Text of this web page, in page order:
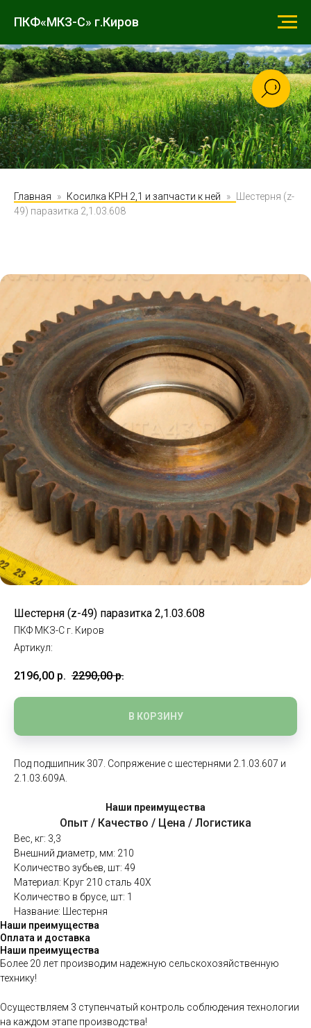
ПКФ«МКЗ-С» г.Киров
Главная Косилка КРН 2,1 и запчасти к ней
Шестерня (z-
49) паразитка 2,1.03.608
Шестерня (z-49) паразитка 2,1.03.608
ПКФ МКЗ-С г. Киров
Артикул:
2196,00 р. 2290,00 р.
В КОРЗИНУ
Под подшипник 307. Сопряжение с шестернями 2.1.03.607 и
2.1.03.609А.
Наши преимущества
Опыт / Качество / Цена / Логистика
Вес, кг: 3,3
Внешний диаметр, мм: 210
Количество зубьев, шт: 49
Материал: Круг 210 сталь 40Х
Количество в брусе, шт: 1
Название: Шестерня
Наши преимущества
Оплата и доставка
Наши преимущества
Более 20 лет производим надежную сельскохозяйственную
технику!
Осуществляем 3 ступенчатый контроль соблюдения технологии
на каждом этапе производства!